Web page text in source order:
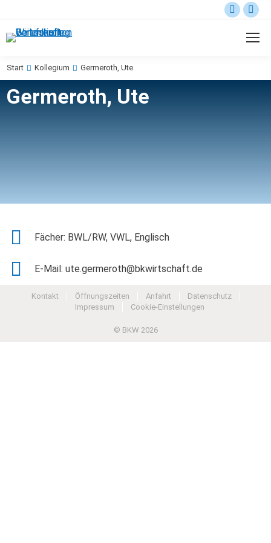
Sie befinden sich hier:
Start Kollegium Germeroth, Ute
Germeroth, Ute
Fächer: BWL/RW, VWL, Englisch
E-Mail: ute.germeroth@bkwirtschaft.de
Kontakt Öffnungszeiten Anfahrt
Datenschutz
Impressum
Cookie-Einstellungen
© BKW 2026